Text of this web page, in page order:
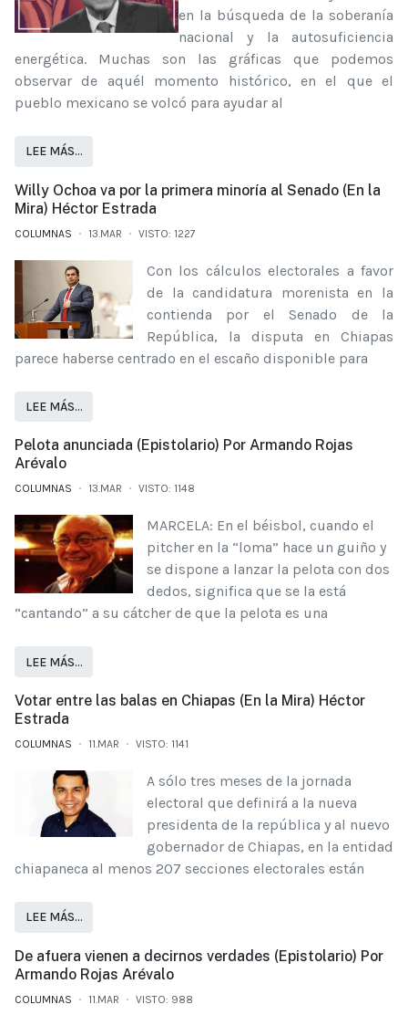
en la búsqueda de la soberanía
nacional y la autosuficiencia
energética. Muchas son las gráficas que podemos
observar de aquél momento histórico, en el que el
pueblo mexicano se volcó para ayudar al
LEE MÁS…
Willy Ochoa va por la primera minoría al Senado (En la
Mira) Héctor Estrada
COLUMNAS 13.MAR VISTO: 1227
Con los cálculos electorales a favor
de la candidatura morenista en la
contienda por el Senado de la
República, la disputa en Chiapas
parece haberse centrado en el escaño disponible para
LEE MÁS…
Pelota anunciada (Epistolario) Por Armando Rojas
Arévalo
COLUMNAS 13.MAR VISTO: 1148
MARCELA: En el béisbol, cuando el
pitcher en la “loma” hace un guiño y
se dispone a lanzar la pelota con dos
dedos, significa que se la está
“cantando” a su cátcher de que la pelota es una
LEE MÁS…
Votar entre las balas en Chiapas (En la Mira) Héctor
Estrada
COLUMNAS 11.MAR VISTO: 1141
A sólo tres meses de la jornada
electoral que definirá a la nueva
presidenta de la república y al nuevo
gobernador de Chiapas, en la entidad
chiapaneca al menos 207 secciones electorales están
LEE MÁS…
De afuera vienen a decirnos verdades (Epistolario) Por
Armando Rojas Arévalo
COLUMNAS 11.MAR VISTO: 988